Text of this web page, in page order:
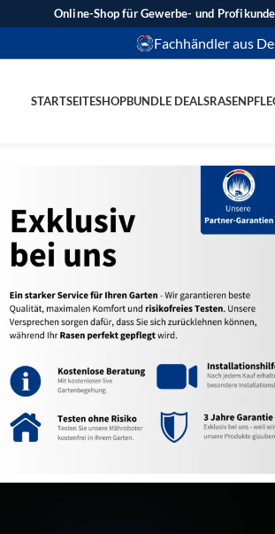
Online-Shop für Gewerbe- und
Fachhändler aus
STARTSEITESHOPBUNDLE DEALS